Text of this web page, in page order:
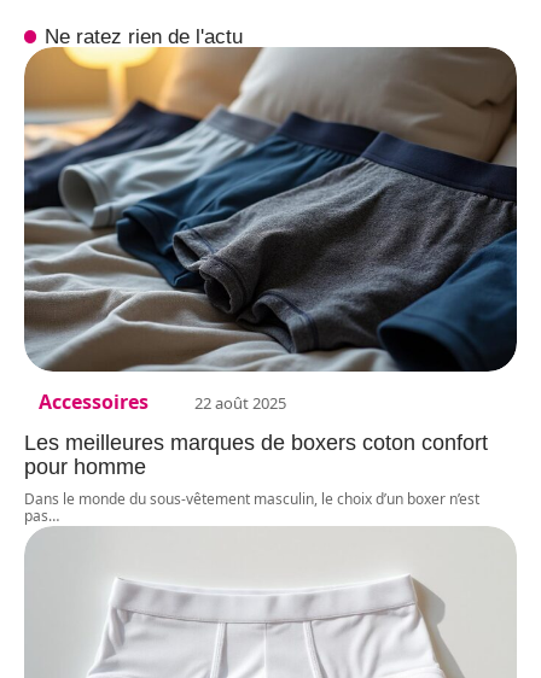
Ne ratez rien de l'actu
Accessoires 22 août 2025
Les meilleures marques de boxers coton confort
pour homme
Dans le monde du sous-vêtement masculin, le choix d’un boxer n’est
pas…